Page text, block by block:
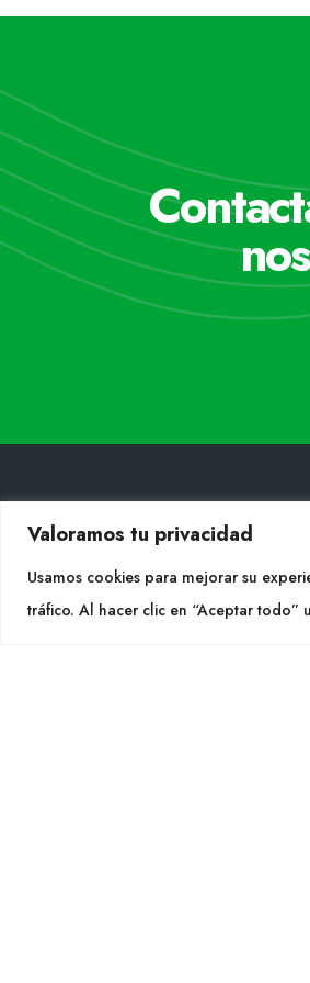
Valoramos tu privacidad
Usamos cookies para mejorar su
tráfico. Al hacer clic en “Aceptar todo”